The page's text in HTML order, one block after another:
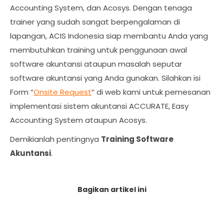
Accounting System, dan Acosys. Dengan tenaga
trainer yang sudah sangat berpengalaman di
lapangan, ACIS Indonesia siap membantu Anda yang
membutuhkan training untuk penggunaan awal
software akuntansi ataupun masalah seputar
software akuntansi yang Anda gunakan. Silahkan isi
Form “Onsite Request” di web kami untuk pemesanan
implementasi sistem akuntansi ACCURATE, Easy
Accounting System ataupun Acosys.
Demikianlah pentingnya Training Software
Akuntansi.
Bagikan artikel ini